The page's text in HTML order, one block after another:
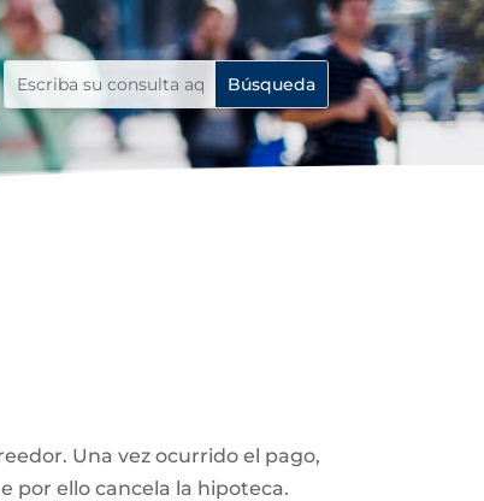
Una vez ocurrido el pago,
por ello cancela la hipoteca.